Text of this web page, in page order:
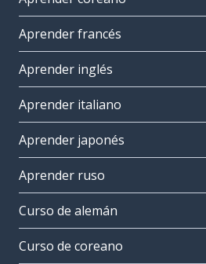
Aprender francés
Aprender inglés
Aprender italiano
Aprender japonés
Aprender ruso
Curso de alemán
Curso de coreano